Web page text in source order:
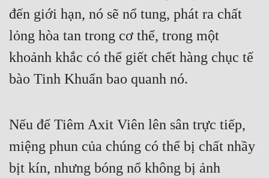
Kỳ Huyễn
Lịch Sử
Mưu Mô
Mạt Thế
đến giới hạn, nó sẽ nổ tung, phát ra chất
lỏng hòa tan trong cơ thể, trong một
khoảnh khắc có thể giết chết hàng chục tế
bào Tinh Khuẩn bao quanh nó.
Nếu để Tiêm Axit Viên lên sân trực tiếp,
miệng phun của chúng có thể bị chất nhầy
bịt kín, nhưng bóng nổ không bị ảnh